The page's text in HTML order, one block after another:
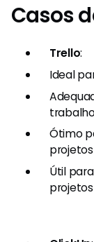
Casos
Trello:
Ideal
Ótimo
Útil